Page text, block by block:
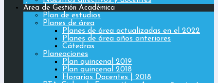
Área de Gestión Académica
Plan de estudios
Planes de área
Planes de área actualizadas en el 2022
Planes de área años anteriores
Cátedras
Planeaciones
Plan quincenal 2019
Plan quincenal 2018
Horarios Docentes | 2018